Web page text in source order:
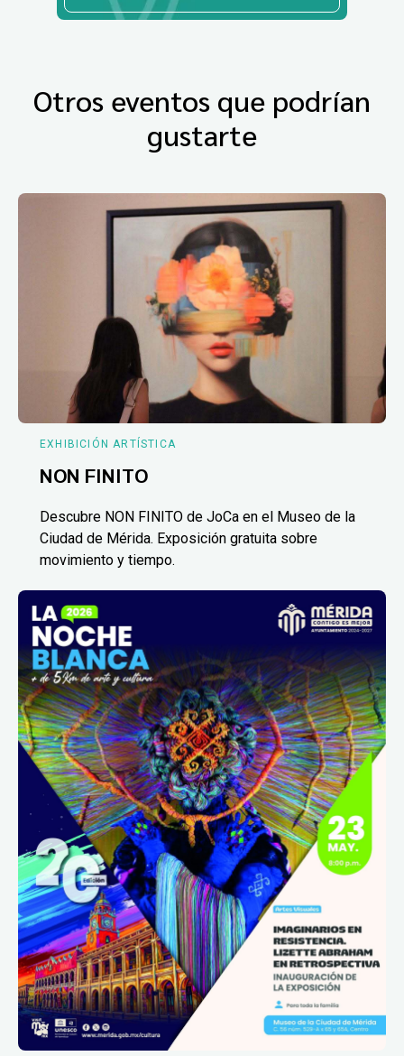
Otros eventos que podrían
gustarte
EXHIBICIÓN ARTÍSTICA
NON FINITO
Descubre NON FINITO de JoCa en el Museo de la
Ciudad de Mérida. Exposición gratuita sobre
movimiento y tiempo.